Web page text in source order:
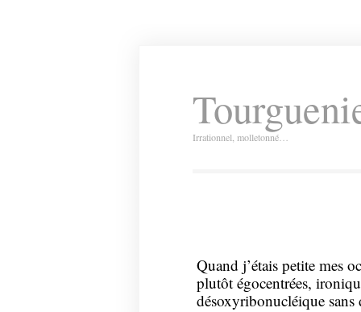
Irrationnel, molletonné…
Quand j’étais petite mes
plutôt égocentrées,
désoxyribonucléique sans